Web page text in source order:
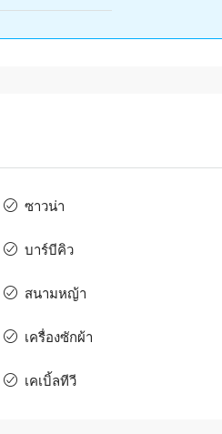
ซาวน่า
บาร์บีคิว
สนามหญ้า
เครื่องซักผ้า
เคเบิ้ลทีวี